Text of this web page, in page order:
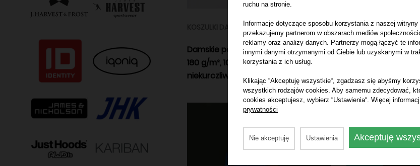
KOSZULKI DAMSKIE POLO
Damskie polo Piqué ID.001
180 g/m², 100% bawełna,
niekurczliwa, ring‑spun (piqué)
KOSZULKI DAMSKIE
Koszulka polo
ruchu na stronie.
Informacje dotyczące sposobu korzystania z naszej witryny
przekazujemy partnerom w obszarach mediów
reklamy oraz analizy danych. Partnerzy mogą łączyć te
innymi danymi otrzymanymi od Ciebie lub uzyskanymi w
korzystania z ich usług.
Klikając “Akceptuję wszystkie“, zgadzasz się abyśmy
wszystkich rodzajów cookies. Aby samemu zdecydować,
cookies akceptujesz, wybierz “Ustawienia“. Więcej
prywatności
Nie akceptuję Ustawienia Akceptuję